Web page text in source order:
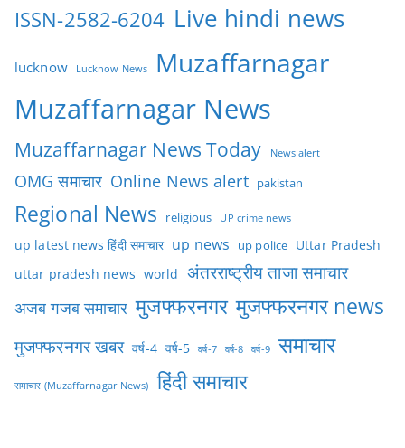
ISSN-2582-6204 Live hindi news
lucknow Lucknow News Muzaffarnagar
Muzaffarnagar News
Muzaffarnagar News Today News alert
OMG समाचार Online News alert pakistan
Regional News religious UP crime news
up latest news हिंदी समाचार up news up police Uttar Pradesh
uttar pradesh news world अंतरराष्ट्रीय ताजा समाचार
अजब गजब समाचार मुजफ्फरनगर मुजफ्फरनगर news
मुजफ्फरनगर खबर वर्ष-4 वर्ष-5 वर्ष-7 वर्ष-8 वर्ष-9 समाचार
समाचार (Muzaffarnagar News) हिंदी समाचार